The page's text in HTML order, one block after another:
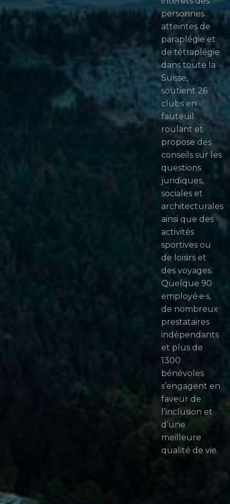
personnes
atteintes de
paraplégie et
de tétraplégie
dans toute la
Suisse,
soutient 26
clubs en
fauteuil
roulant et
propose des
conseils sur les
questions
juridiques,
sociales et
architecturales
ainsi que des
activités
sportives ou
de loisirs et
des voyages.
Quelque 90
employé·e·s,
de nombreux
prestataires
indépendants
et plus de
1300
bénévoles
s’engagent en
faveur de
l’inclusion et
d’une
meilleure
qualité de vie.